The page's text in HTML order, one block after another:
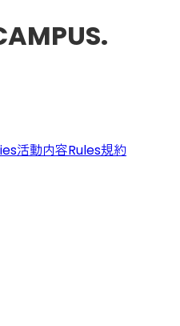
活動内容Rules規約